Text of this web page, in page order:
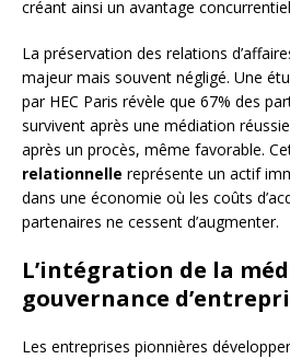
créant ainsi un avantage
La préservation des relations
majeur mais souvent négligé. Une
par HEC Paris révèle que 67% des
survivent après une médiation
après un procès, même favorable.
relationnelle représente un actif
dans une économie où les coûts
partenaires ne cessent d’augmenter.
L’intégration de la
gouvernance
Les entreprises pionnières